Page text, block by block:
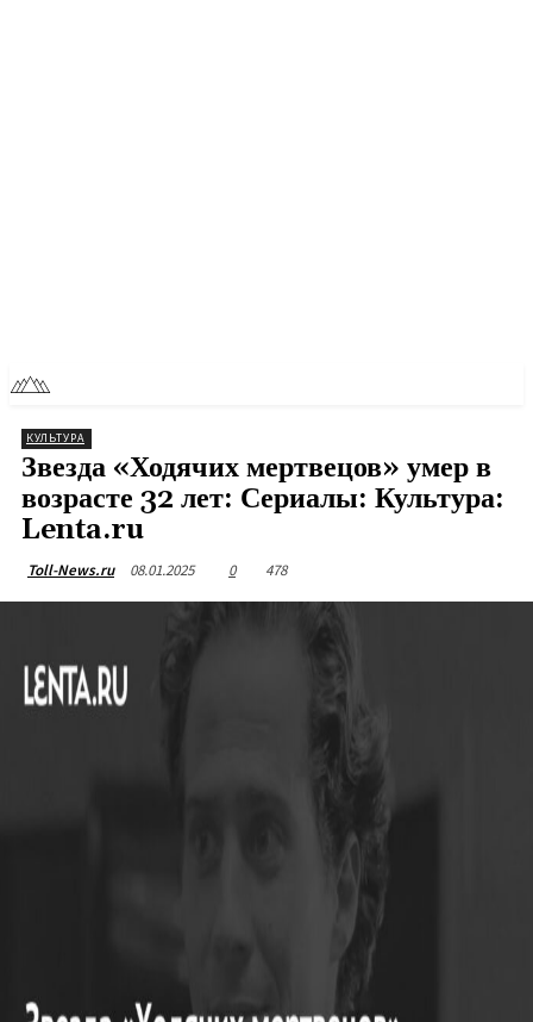
КУЛЬТУРА
Звезда «Ходячих мертвецов» умер в
возрасте 32 лет: Сериалы: Культура:
Lenta.ru
Toll-News.ru 08.01.2025 0 478